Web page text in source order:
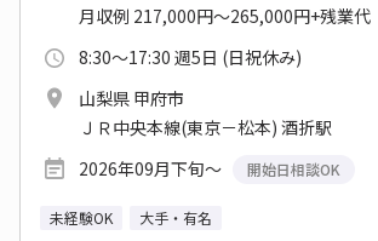
月収例 217,000円～265,000円+残業代
8:30～17:30 週5日 (日祝休み)
山梨県 甲府市
ＪＲ中央本線(東京－松本) 酒折駅
2026年09月下旬～
開始日相談OK
未経験OK 大手・有名